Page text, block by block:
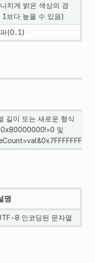
치게 밝은 색상의 경
1보다 높을 수 있음)
(0..1)
길이 또는 새로운 형식
및
명
8 인코딩된 문자열